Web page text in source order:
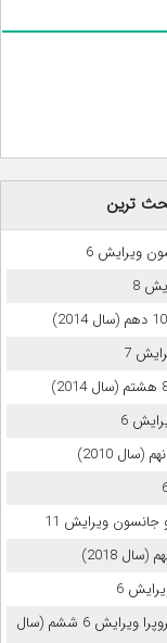
ترین
ویرایش 6
8
7
6
ویرایش 11
2018)
6
دانلود کتاب و حل المسائل انتقال حرارت و جرم اینکروپرا ویرایش 6 ششم (سال